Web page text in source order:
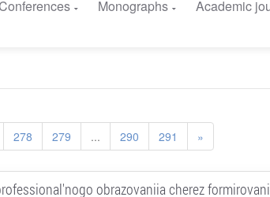
Monographs Academic
278 279 ... 290 291 »
obrazovaniia cherez